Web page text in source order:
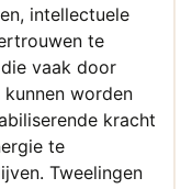
intellectuele
te
vaak door
worden
kracht
te
Tweelingen